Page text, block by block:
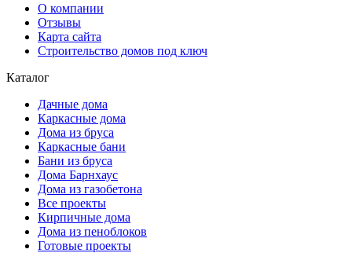
О компании
Отзывы
Карта сайта
Строительство домов под ключ
Каталог
Дачные дома
Каркасные дома
Дома из бруса
Каркасные бани
Бани из бруса
Дома Барнхаус
Дома из газобетона
Все проекты
Кирпичные дома
Дома из пеноблоков
Готовые проекты